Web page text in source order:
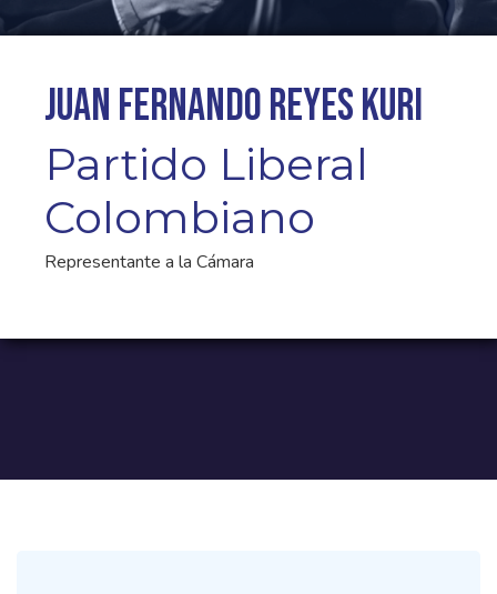
Juan Fernando Reyes Kuri
Partido Liberal
Colombiano
Representante a la Cámara